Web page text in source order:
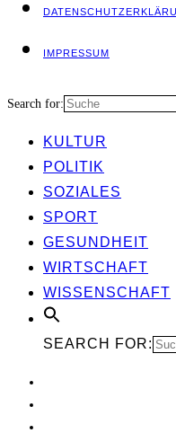
IMPRES­SUM
Search for:
KUL­TUR
POLI­TIK
SOZIA­LES
SPORT
GESUND­HEIT
WIRT­SCHAFT
WIS­SEN­SCHAFT
SEARCH FOR: